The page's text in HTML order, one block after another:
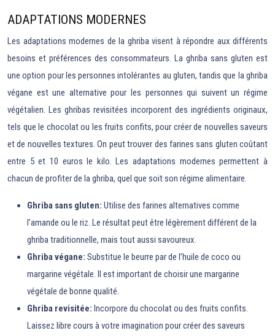
ADAPTATIONS MODERNES
Les adaptations modernes de la ghriba visent à répondre aux différents
besoins et préférences des consommateurs. La ghriba sans gluten est
une option pour les personnes intolérantes au gluten, tandis que la ghriba
végane est une alternative pour les personnes qui suivent un régime
végétalien. Les ghribas revisitées incorporent des ingrédients originaux,
tels que le chocolat ou les fruits confits, pour créer de nouvelles saveurs
et de nouvelles textures. On peut trouver des farines sans gluten coûtant
entre 5 et 10 euros le kilo. Les adaptations modernes permettent à
chacun de profiter de la ghriba, quel que soit son régime alimentaire.
Ghriba sans gluten: Utilise des farines alternatives comme
l’amande ou le riz. Le résultat peut être légèrement différent de la
ghriba traditionnelle, mais tout aussi savoureux.
Ghriba végane: Substitue le beurre par de l’huile de coco ou
margarine végétale. Il est important de choisir une margarine
végétale de bonne qualité.
Ghriba revisitée: Incorpore du chocolat ou des fruits confits.
Laissez libre cours à votre imagination pour créer des saveurs